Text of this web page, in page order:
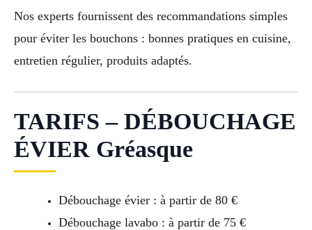
Nos experts fournissent des recommandations simples
pour éviter les bouchons : bonnes pratiques en cuisine,
entretien régulier, produits adaptés.
TARIFS – DÉBOUCHAGE
ÉVIER Gréasque
Débouchage évier : à partir de 80 €
Débouchage lavabo : à partir de 75 €